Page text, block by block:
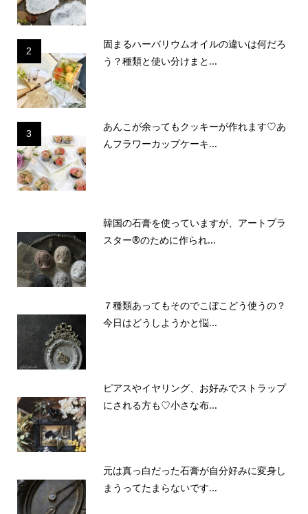
2
固まるハーバリウムオイルの違いは何だろ
う？種類と使い分けまと...
3
あんこが余ってもクッキーが作れます♡あ
んフラワーカップケーキ...
韓国の石膏を使っていますが、アートプラ
スター®のために作られ...
７種類あってもそのでこぼこどう使うの？
今日はどうしようかと悩...
ピアスやイヤリング、お好みでストラップ
にされる方も♡小さな布...
元は真っ白だった石膏が自分好みに変身し
まうってたまらないです...